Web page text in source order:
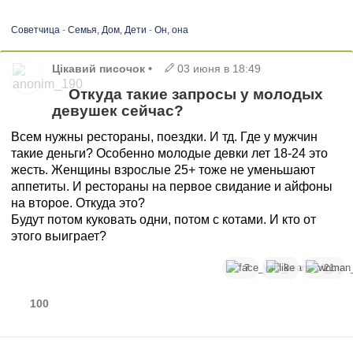
Советчица- Семья, Дом, Дети - Он, она
Цікавий писочок • 03 июня в 18:49
Откуда такие запросы у молодых
девушек сейчас?
Всем нужны рестораны, поездки. И тд. Где у мужчин
такие деньги? Особенно молодые девки лет 18-24 это
жесть. Женщины взрослые 25+ тоже не уменьшают
аппетиты. И рестораны на первое свидание и айфоны
на второе. Откуда это?
Будут потом куковать одни, потом с котами. И кто от
этого выиграет?
7 8 21
100